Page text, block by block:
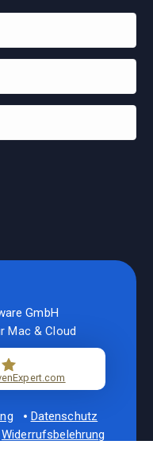
GmbH
Mac & Cloud
Datenschutz
Widerrufsbelehrung